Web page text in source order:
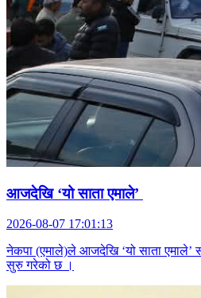
आजदेखि ‘यो साता एमाले’
2026-08-07 17:01:13
नेकपा (एमाले)ले आजदेखि ‘यो साता एमाले’
सुरु गरेको छ ।